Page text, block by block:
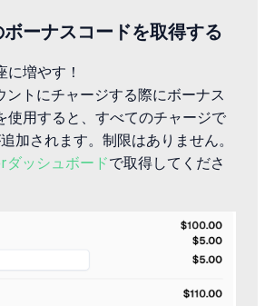
ーナスコードを取得する
に増やす！
トにチャージする際にボーナス
使用すると、すべてのチャージで
加されます。制限はありません。
ッシュボードで取得してくださ